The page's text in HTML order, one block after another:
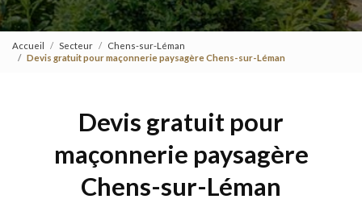
Accueil Secteur
Chens-sur-Léman
Devis gratuit pour maçonnerie paysagère Chens-sur-Léman
Devis gratuit pour
maçonnerie paysagère
Chens-sur-Léman